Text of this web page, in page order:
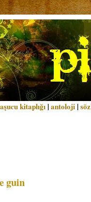
kitaplığı |antoloji |
guin